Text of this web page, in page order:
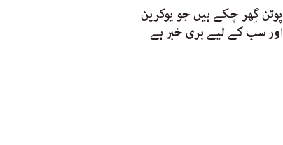
پوتن گِھر چکے ہیں جو یوکرین
اور سب کے لیے بری خبر ہے